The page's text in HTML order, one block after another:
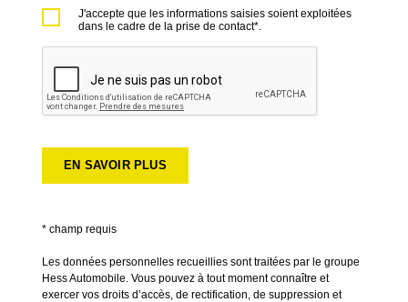
J'accepte que les informations saisies soient exploitées
dans le cadre de la prise de contact*.
* champ requis
Les données personnelles recueillies sont traitées par le groupe
Hess Automobile. Vous pouvez à tout moment connaître et
exercer vos droits d’accès, de rectification, de suppression et